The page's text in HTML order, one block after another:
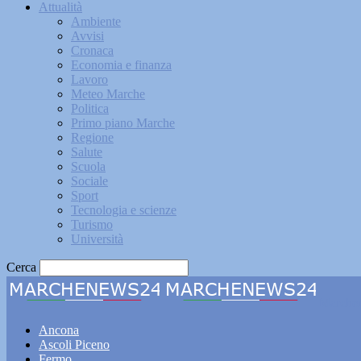
Attualità
Ambiente
Avvisi
Cronaca
Economia e finanza
Lavoro
Meteo Marche
Politica
Primo piano Marche
Regione
Salute
Scuola
Sociale
Sport
Tecnologia e scienze
Turismo
Università
Cerca
Ancona
Ascoli Piceno